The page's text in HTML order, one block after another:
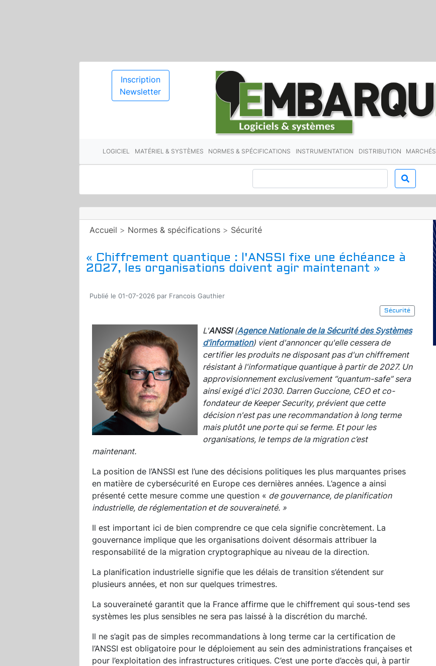
Inscription
Newsletter
LOGICIEL MATÉRIEL & SYSTÈMES NORMES & SPÉCIFICATIONS INSTRUMENTATION DISTRIBUTION MARCHÉS
Accueil > Normes & spécifications > Sécurité
« Chiffrement quantique : l'ANSSI fixe une échéance à
2027, les organisations doivent agir maintenant »
Publié le 01-07-2026 par Francois Gauthier
Sécurité
L'ANSSI(Agence Nationale de la Sécurité des Systèmes
d’information) vient d'annoncer qu'elle cessera de
certifier les produits ne disposant pas d'un chiffrement
résistant à l'informatique quantique à partir de 2027. Un
approvisionnement exclusivement “quantum-safe” sera
ainsi exigé d'ici 2030. Darren Guccione, CEO et co-
fondateur de Keeper Security, prévient que cette
décision n'est pas une recommandation à long terme
mais plutôt une porte qui se ferme. Et pour les
organisations, le temps de la migration c’est
maintenant.
La position de l’ANSSI est l’une des décisions politiques les plus marquantes prises
en matière de cybersécurité en Europe ces dernières années. L’agence a ainsi
présenté cette mesure comme une question « de gouvernance, de planification
industrielle, de réglementation et de souveraineté. »
Il est important ici de bien comprendre ce que cela signifie concrètement. La
gouvernance implique que les organisations doivent désormais attribuer la
responsabilité de la migration cryptographique au niveau de la direction.
La planification industrielle signifie que les délais de transition s’étendent sur
plusieurs années, et non sur quelques trimestres.
La souveraineté garantit que la France affirme que le chiffrement qui sous-tend ses
systèmes les plus sensibles ne sera pas laissé à la discrétion du marché.
Il ne s’agit pas de simples recommandations à long terme car la certification de
l’ANSSI est obligatoire pour le déploiement au sein des administrations françaises et
pour l’exploitation des infrastructures critiques. C’est une porte d’accès qui, à partir